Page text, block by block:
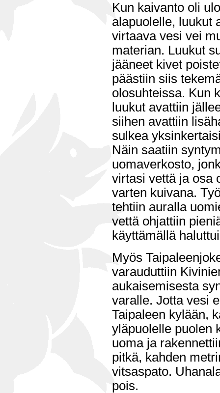
Kun kaivanto oli
alapuolelle, luukut
virtaava vesi vei
materian. Luukut
jääneet kivet
päästiin siis
olosuhteissa. Kun
luukut avattiin
siihen avattiin
sulkea
Näin saatiin
uomaverkosto,
virtasi vettä ja osa
varten kuivana.
tehtiin auralla
vettä ohjattiin
käyttämällä
Myös
varauduttiin
aukaisemisesta
varalle. Jotta vesi
Taipaleen kylään,
yläpuolelle puolen
uoma ja
pitkä, kahden
vitsaspato.
pois.